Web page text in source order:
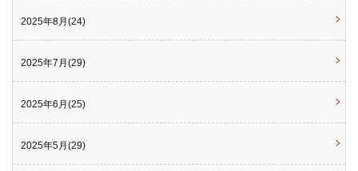
2025年8月(24)
2025年7月(29)
2025年6月(25)
2025年5月(29)